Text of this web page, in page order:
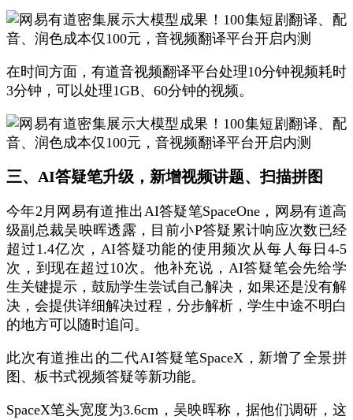
在时间方面，有道音视频翻译平台处理10分钟视频耗时
3分钟，可以处理1GB、60分钟的视频。
三、AI答疑笔升级，新增视频讲题、扫描拼图
今年2月网易有道推出AI答疑笔SpaceOne，网易有道高
级副总裁吴映晖透露，目前小P答疑累计响应次数已经
超过1.4亿次，AI答疑功能的使用频次从每人每日4-5
次，到现在超过10次。他补充说，AI答疑笔会先给学
生关键提示，鼓励学生尝试自己解决，如果还是没有解
决，会提供详细解决过程，分步解析，学生中途不明白
的地方可以随时追问。
此次有道推出的二代AI答疑笔SpaceX，新增了全景拼
图、板书式视频答疑等新功能。
SpaceX笔头宽度为3.6cm，吴映晖称，据他们调研，这